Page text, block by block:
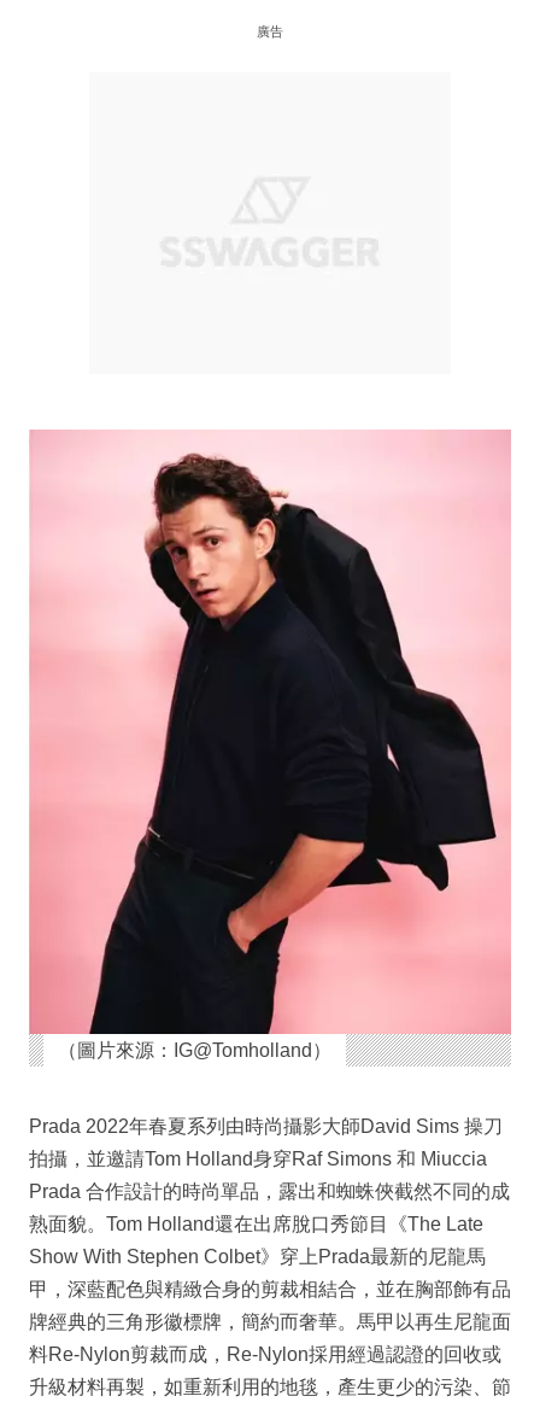
廣告
（圖片來源：IG@Tomholland）
Prada 2022年春夏系列由時尚攝影大師David Sims 操刀
拍攝，並邀請Tom Holland身穿Raf Simons 和 Miuccia
Prada 合作設計的時尚單品，露出和蜘蛛俠截然不同的成
熟面貌。Tom Holland還在出席脫口秀節目《The Late
Show With Stephen Colbet》穿上Prada最新的尼龍馬
甲，深藍配色與精緻合身的剪裁相結合，並在胸部飾有品
牌經典的三角形徽標牌，簡約而奢華。馬甲以再生尼龍面
料Re-Nylon剪裁而成，Re-Nylon採用經過認證的回收或
升級材料再製，如重新利用的地毯，產生更少的污染、節